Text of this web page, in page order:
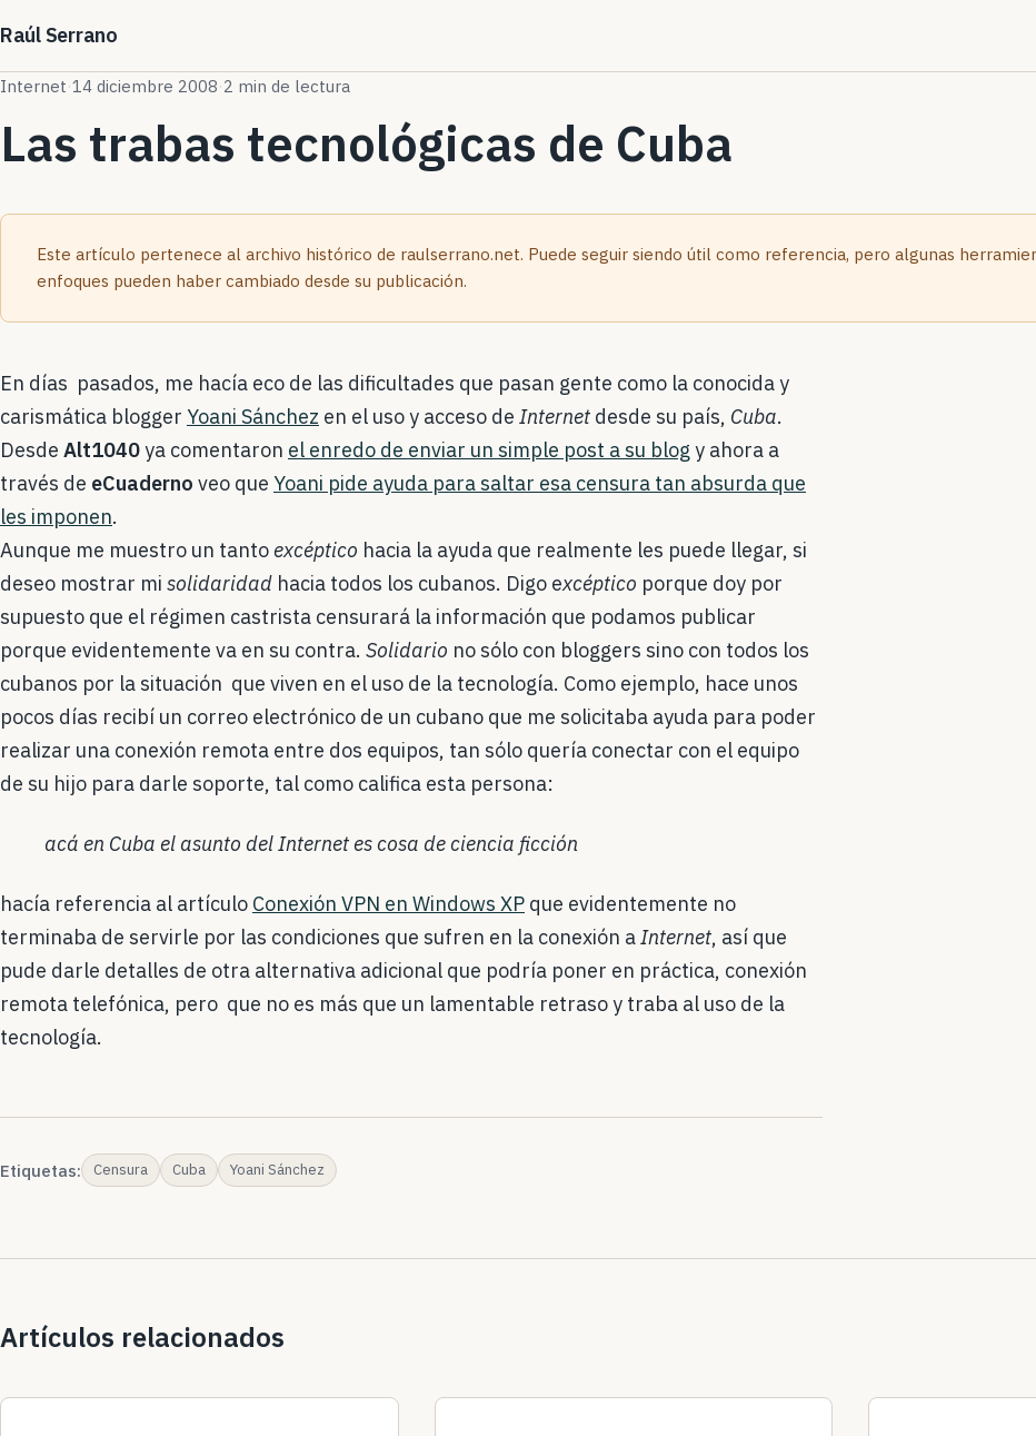
Raúl Serrano
Internet·14 diciembre 2008·2 min de lectura
Las trabas tecnológicas de Cuba
Este artículo pertenece al archivo histórico de raulserrano.net. Puede seguir siendo útil como referencia, pero algunas
enfoques pueden haber cambiado desde su publicación.
En días pasados, me hacía eco de las dificultades que pasan gente como la conocida y
carismática blogger Yoani Sánchez en el uso y acceso de Internet desde su país, Cuba.
Desde Alt1040ya comentaron el enredo de enviar un simple post a su blog y ahora a
través de eCuaderno veo que Yoani pide ayuda para saltar esa censura tan absurda que
les imponen.
Aunque me muestro un tanto excéptico hacia la ayuda que realmente les puede llegar, si
deseo mostrar mi solidaridad hacia todos los cubanos. Digo excéptico porque doy por
supuesto que el régimen castrista censurará la información que podamos publicar
porque evidentemente va en su contra. Solidario no sólo con bloggers sino con todos los
cubanos por la situación que viven en el uso de la tecnología. Como ejemplo, hace unos
pocos días recibí un correo electrónico de un cubano que me solicitaba ayuda para poder
realizar una conexión remota entre dos equipos, tan sólo quería conectar con el equipo
de su hijo para darle soporte, tal como califica esta persona:
acá en Cuba el asunto del Internet es cosa de ciencia ficción
hacía referencia al artículo Conexión VPN en Windows XP que evidentemente no
terminaba de servirle por las condiciones que sufren en la conexión aInternet, así que
pude darle detalles de otra alternativa adicional que podría poner en práctica, conexión
remota telefónica, pero que no es más que un lamentable retraso y traba al uso de la
tecnología.
Etiquetas: Censura Cuba Yoani Sánchez
Artículos relacionados